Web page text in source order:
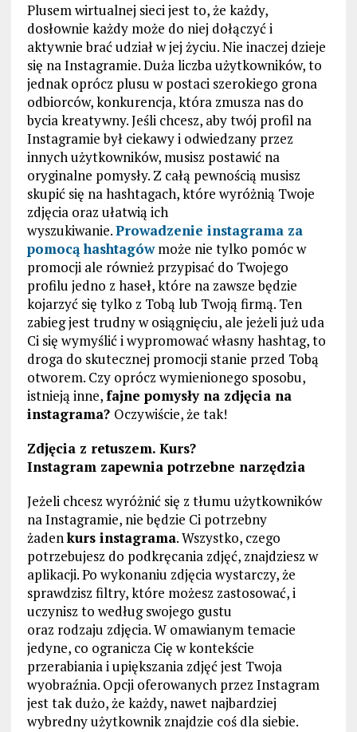
Plusem wirtualnej sieci jest to, że każdy,
dosłownie każdy może do niej dołączyć i
aktywnie brać udział w jej życiu. Nie inaczej dzieje
się na Instagramie. Duża liczba użytkowników, to
jednak oprócz plusu w postaci szerokiego grona
odbiorców, konkurencja, która zmusza nas do
bycia kreatywny. Jeśli chcesz, aby twój profil na
Instagramie był ciekawy i odwiedzany przez
innych użytkowników, musisz postawić na
oryginalne pomysły. Z całą pewnością musisz
skupić się na hashtagach, które wyróżnią Twoje
zdjęcia oraz ułatwią ich
wyszukiwanie.Prowadzenie instagrama za
pomocą hashtagówmoże nie tylko pomóc w
promocji ale również przypisać do Twojego
profilu jedno z haseł, które na zawsze będzie
kojarzyć się tylko z Tobą lub Twoją firmą. Ten
zabieg jest trudny w osiągnięciu, ale jeżeli już uda
Ci się wymyślić i wypromować własny hashtag, to
droga do skutecznej promocji stanie przed Tobą
otworem. Czy oprócz wymienionego sposobu,
istnieją inne,fajne pomysły na zdjęcia na
instagrama? Oczywiście, że tak!
Zdjęcia z retuszem. Kurs?
Instagram zapewnia potrzebne narzędzia
Jeżeli chcesz wyróżnić się z tłumu użytkowników
na Instagramie, nie będzie Ci potrzebny
żadenkurs instagrama. Wszystko, czego
potrzebujesz do podkręcania zdjęć, znajdziesz w
aplikacji. Po wykonaniu zdjęcia wystarczy, że
sprawdzisz filtry, które możesz zastosować, i
uczynisz to według swojego gustu
oraz rodzaju zdjęcia. W omawianym temacie
jedyne, co ogranicza Cię w kontekście
przerabiania i upiększania zdjęć jest Twoja
wyobraźnia. Opcji oferowanych przez Instagram
jest tak dużo, że każdy, nawet najbardziej
wybredny użytkownik znajdzie coś dla siebie.